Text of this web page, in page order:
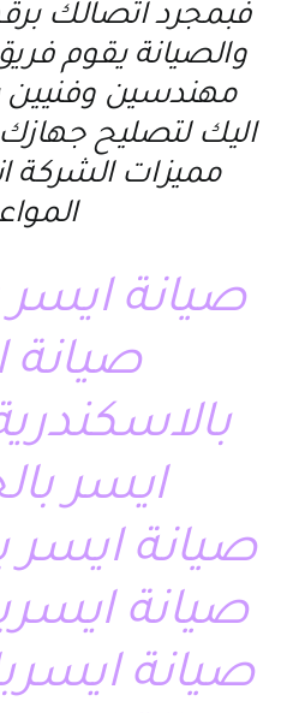
فبمجرد اتصالك
والصيانة يقوم
مهندسين وفنيين
اليك لتصليح
مميزات الشركة
صيانة ايسر
صيانة
ايسر
صيانة ايسر
صيانة
صيانة